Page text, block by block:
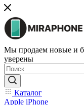
Мы продаем новые и
уверены
Каталог
Apple iPhone